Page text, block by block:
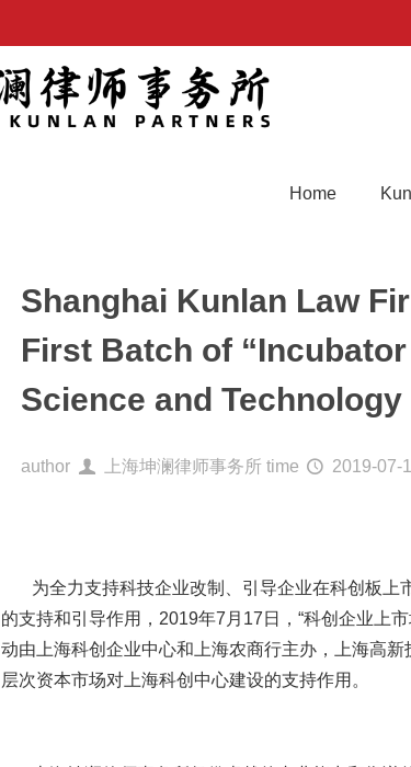
Home
Shanghai Kunlan Law
First Batch of
Science and
author 上海坤澜律师事务所 time 2019-07-
为全力支持科技企业改制、引导企业在科创板上
的支持和引导作用，2019年7月17日，“科创企业上
动由上海科创企业中心和上海农商行主办，上海高
层次资本市场对上海科创中心建设的支持作用。